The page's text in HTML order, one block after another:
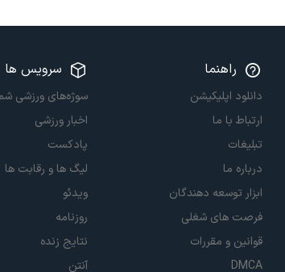
راهنما
دانلود اپلیکیشن
ارتباط با ما
تبلیغات
درباره ما
ابزار توسعه دهندگان
فرصت های شغلی
قوانین و مقررات
DMCA
سرویس ها
سوژه‌های ورزشی
اخبار ورزشی
پادکست
لیگ ها و رقابت ها
ویدئو
روزنامه
نتایج زنده
آنتن